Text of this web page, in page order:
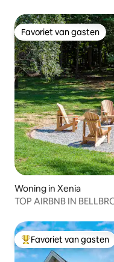
Favoriet van gasten
Favoriet van gasten
Woning in Xenia
Topfavoriet van gasten
Favoriet van gasten